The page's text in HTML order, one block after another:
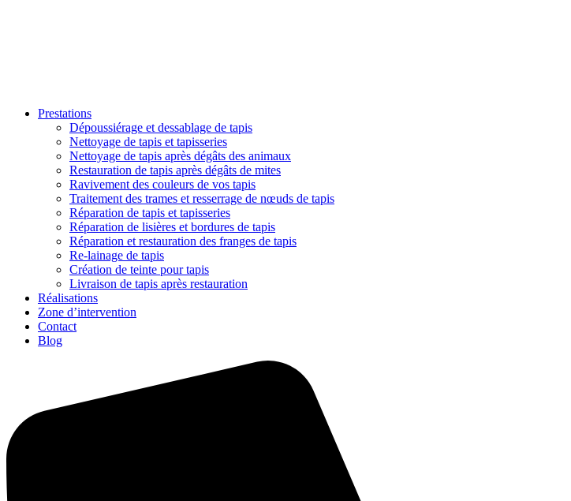
Prestations
Dépoussiérage et dessablage de tapis
Nettoyage de tapis et tapisseries
Nettoyage de tapis après dégâts des animaux
Restauration de tapis après dégâts de mites
Ravivement des couleurs de vos tapis
Traitement des trames et resserrage de nœuds de tapis
Réparation de tapis et tapisseries
Réparation de lisières et bordures de tapis
Réparation et restauration des franges de tapis
Re-lainage de tapis
Création de teinte pour tapis
Livraison de tapis après restauration
Réalisations
Zone d’intervention
Contact
Blog